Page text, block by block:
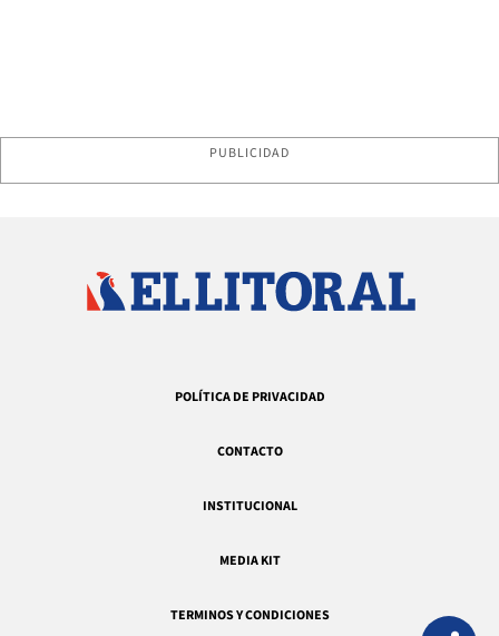
PUBLICIDAD
POLÍTICA DE PRIVACIDAD
CONTACTO
INSTITUCIONAL
MEDIA KIT
TERMINOS Y CONDICIONES